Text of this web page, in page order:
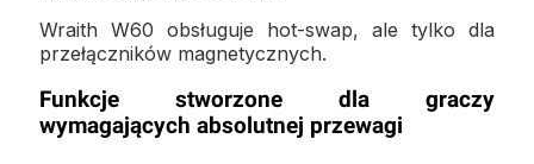
Wraith W60 obsługuje hot-swap, ale tylko dla
przełączników magnetycznych.
Funkcje stworzone dla graczy
wymagających absolutnej przewagi